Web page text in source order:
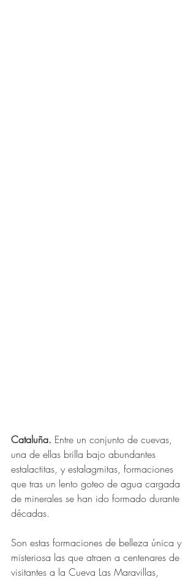
Cataluña. Entre un conjunto de cuevas,
una de ellas brilla bajo abundantes
estalactitas, y estalagmitas, formaciones
que tras un lento goteo de agua cargada
de minerales se han ido formado durante
décadas.
Son estas formaciones de belleza única y
misteriosa las que atraen a centenares de
visitantes a la Cueva Las Maravillas,